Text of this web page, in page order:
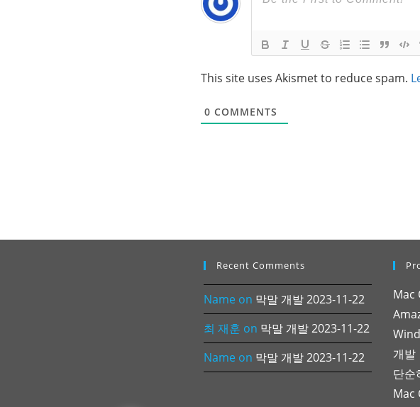
This site uses Akismet to reduce spam.
0 COMMENTS
Recent Comments
Name on 막말 개발 2023-11-22
최 재훈 on 막말 개발 2023-11-22
Name on 막말 개발 2023-11-22
Mac
개발
단순
Mac